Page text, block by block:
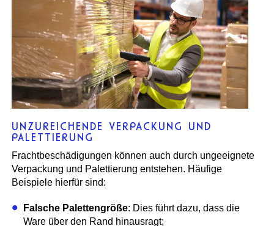
UNZUREICHENDE VERPACKUNG UND
PALETTIERUNG
Frachtbeschädigungen können auch durch ungeeignete
Verpackung und Palettierung entstehen. Häufige
Beispiele hierfür sind:
Falsche Palettengröße: Dies führt dazu, dass die
Ware über den Rand hinausragt;